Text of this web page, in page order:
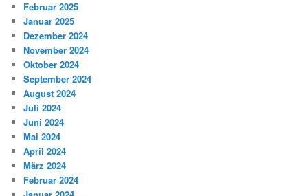
Februar 2025
Januar 2025
Dezember 2024
November 2024
Oktober 2024
September 2024
August 2024
Juli 2024
Juni 2024
Mai 2024
April 2024
März 2024
Februar 2024